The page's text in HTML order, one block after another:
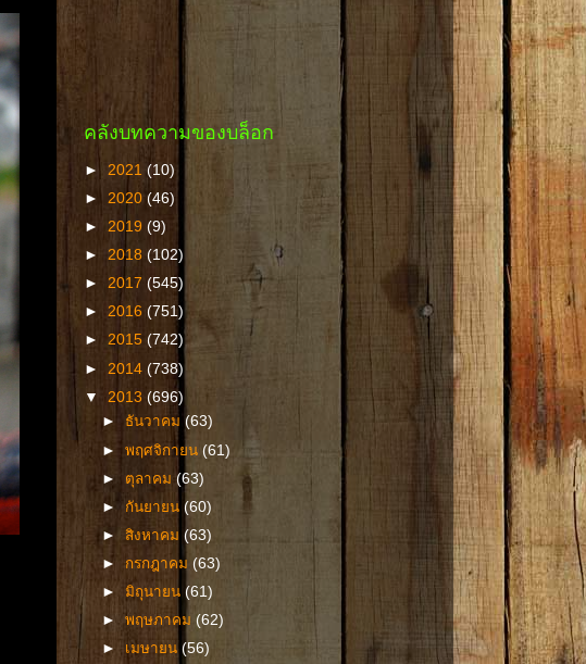
คลังบทความของบล็อก
► 2021 (10)
► 2020 (46)
► 2019 (9)
► 2018 (102)
► 2017 (545)
► 2016 (751)
► 2015 (742)
► 2014 (738)
▼ 2013 (696)
► ธันวาคม(63)
►พฤศจิกายน(61)
► ตุลาคม(63)
► กันยายน(60)
►สิงหาคม(63)
► กรกฎาคม(63)
►มิถุนายน(61)
►พฤษภาคม(62)
► เมษายน(56)